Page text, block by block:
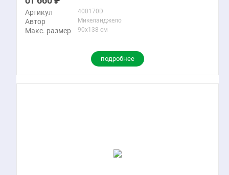
Артикул 400170D
Автор Микеланджело
Макс. размер 90x138 см
подробнее